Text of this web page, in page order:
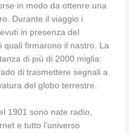
in modo da ottenre una
Durante il viaggio i
in presenza del
quali firmarono il nastro. La
di più di 2000 miglia:
di trasmettere segnali a
del globo terrestre.
1901 sono nate radio,
e tutto l’universo